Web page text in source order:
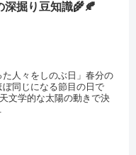
深掘り豆知識🌾🍂
人々をしのぶ日」春分の
同じになる節目の日で
文学的な太陽の動きで決